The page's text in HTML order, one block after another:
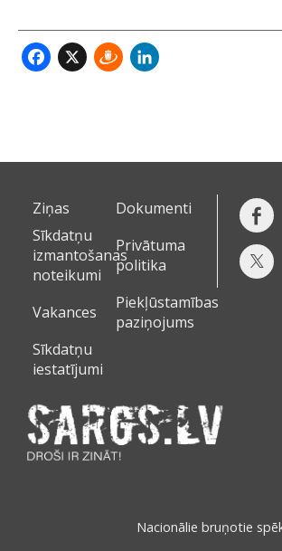
Facebook
X Draugiem
Ziņas
Dokumenti
Sīkdatņu
izmantošanas
noteikumi
Privātuma
politika
Vakances
Piekļūstamības
paziņojums
Sīkdatņu
iestatījumi
Nacionālie bruņotie